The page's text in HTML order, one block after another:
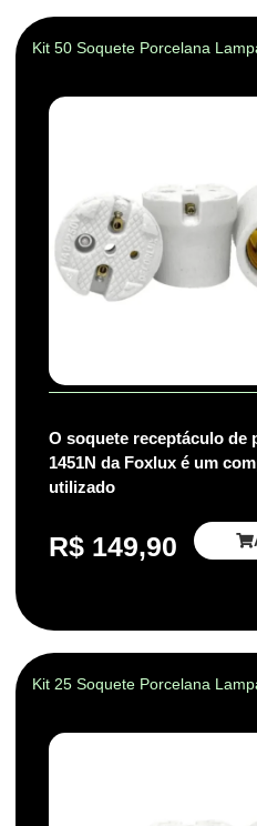
Kit 50 Soquete Porcelana
O soquete receptáculo de
1451N da Foxlux é um
utilizado
R$ 149,90
Kit 25 Soquete Porcelana